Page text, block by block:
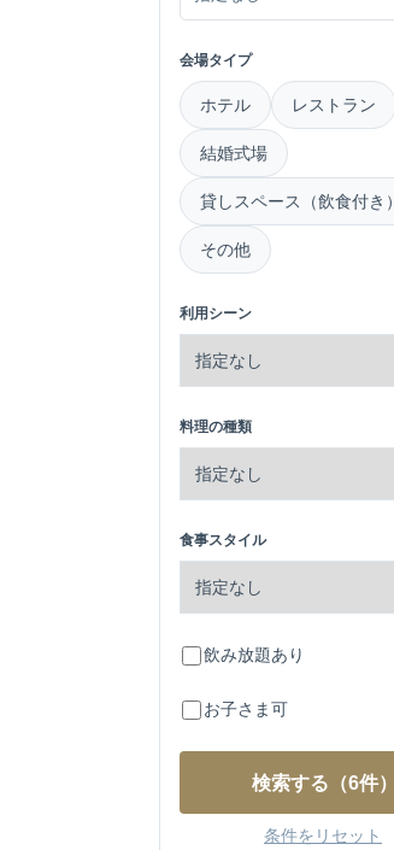
会場タイプ
ホテル レストラン
結婚式場
貸しスペース（飲食付き）
その他
利用シーン
料理の種類
食事スタイル
飲み放題あり
お子さま可
検索する （6件）
条件をリセット